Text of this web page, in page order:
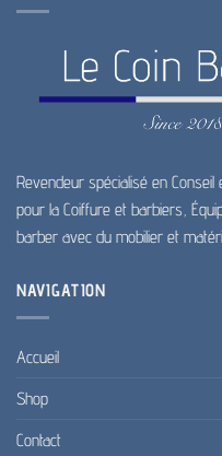
Revendeur spécialisé en
pour la Coiffure et barbiers,
barber avec du mobilier et
NAVIGATION
Accueil
Shop
Contact